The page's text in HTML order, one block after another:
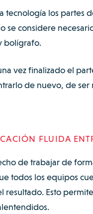
tecnología los partes
se considere
bolígrafo.
vez finalizado el
de nuevo, de
FLUIDA
de trabajar de
todos los equipos
resultado. Esto